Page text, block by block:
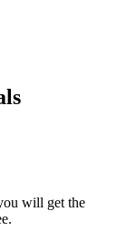
will get the